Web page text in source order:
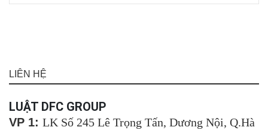
LIÊN HỆ
LUẬT DFC GROUP
VP 1: LK Số 245 Lê Trọng Tấn, Dương Nội, Q.Hà